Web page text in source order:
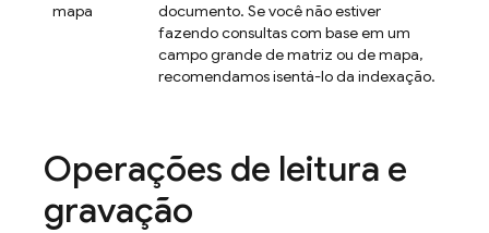
mapa
documento. Se você não estiver
fazendo consultas com base em um
campo grande de matriz ou de mapa,
recomendamos isentá-lo da indexação.
Operações de leitura e
gravação